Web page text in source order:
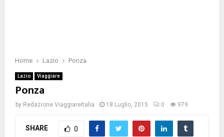
Home Lazio Ponza
Lazio Viaggiare
Ponza
by Redazione ViaggiareItalia 18 Luglio, 2015 0 979
SHARE 0